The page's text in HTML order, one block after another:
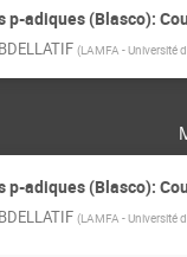
p-adiques (Blasco):
(LAMFA - Université
p-adiques (Blasco):
(LAMFA - Université